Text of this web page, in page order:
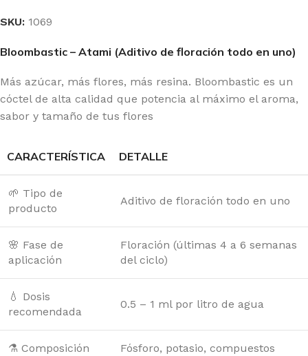
SKU: 1069
Bloombastic – Atami (Aditivo de floración todo en uno)
Más azúcar, más flores, más resina. Bloombastic es un
cóctel de alta calidad que potencia al máximo el aroma,
sabor y tamaño de tus flores
CARACTERÍSTICA DETALLE
🌱 Tipo de
producto
Aditivo de floración todo en uno
🌸 Fase de
aplicación
Floración (últimas 4 a 6 semanas
del ciclo)
💧 Dosis
recomendada
0.5 – 1 ml por litro de agua
⚗️ Composición
Fósforo, potasio, compuestos